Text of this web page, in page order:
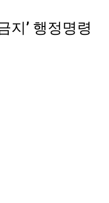
지’ 행정명령